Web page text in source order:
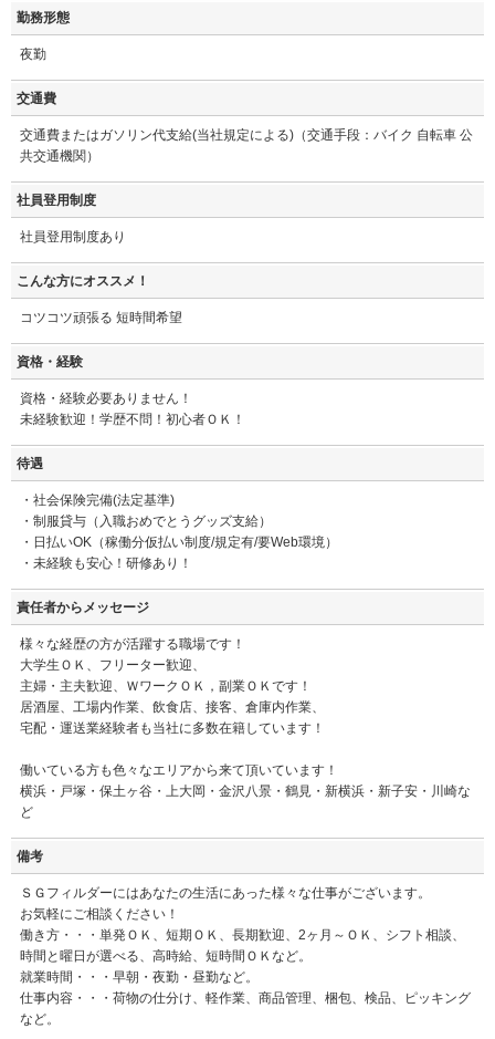
勤務形態
夜勤
交通費
交通費またはガソリン代支給(当社規定による)（交通手段：バイク 自転車 公
共交通機関）
社員登用制度
社員登用制度あり
こんな方にオススメ！
コツコツ頑張る 短時間希望
資格・経験
資格・経験必要ありません！
未経験歓迎！学歴不問！初心者ＯＫ！
待遇
・社会保険完備(法定基準)
・制服貸与（入職おめでとうグッズ支給）
・日払いOK（稼働分仮払い制度/規定有/要Web環境）
・未経験も安心！研修あり！
責任者からメッセージ
様々な経歴の方が活躍する職場です！
大学生ＯＫ、フリーター歓迎、
主婦・主夫歓迎、ＷワークＯＫ，副業ＯＫです！
居酒屋、工場内作業、飲食店、接客、倉庫内作業、
宅配・運送業経験者も当社に多数在籍しています！
働いている方も色々なエリアから来て頂いています！
横浜・戸塚・保土ヶ谷・上大岡・金沢八景・鶴見・新横浜・新子安・川崎な
ど
備考
ＳＧフィルダーにはあなたの生活にあった様々な仕事がございます。
お気軽にご相談ください！
働き方・・・単発ＯＫ、短期ＯＫ、長期歓迎、2ヶ月～ＯＫ、シフト相談、
時間と曜日が選べる、高時給、短時間ＯＫなど。
就業時間・・・早朝・夜勤・昼勤など。
仕事内容・・・荷物の仕分け、軽作業、商品管理、梱包、検品、ピッキング
など。